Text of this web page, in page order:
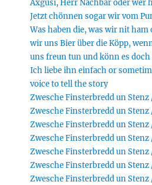
Äxgüsi, Herr Nachbar oder wer
Jetzt chönnen sogar wir vom
Was haben die, was wir nit
wir uns Bier über die Köpp,
uns freun tun und könn es
Ich liebe ihn einfach or
voice to tell the story
Zwesche Finsterbredd un Stenz
Zwesche Finsterbredd un Stenz
Zwesche Finsterbredd un Stenz
Zwesche Finsterbredd un Stenz
Zwesche Finsterbredd un Stenz
Zwesche Finsterbredd un Stenz
Zwesche Finsterbredd un Stenz